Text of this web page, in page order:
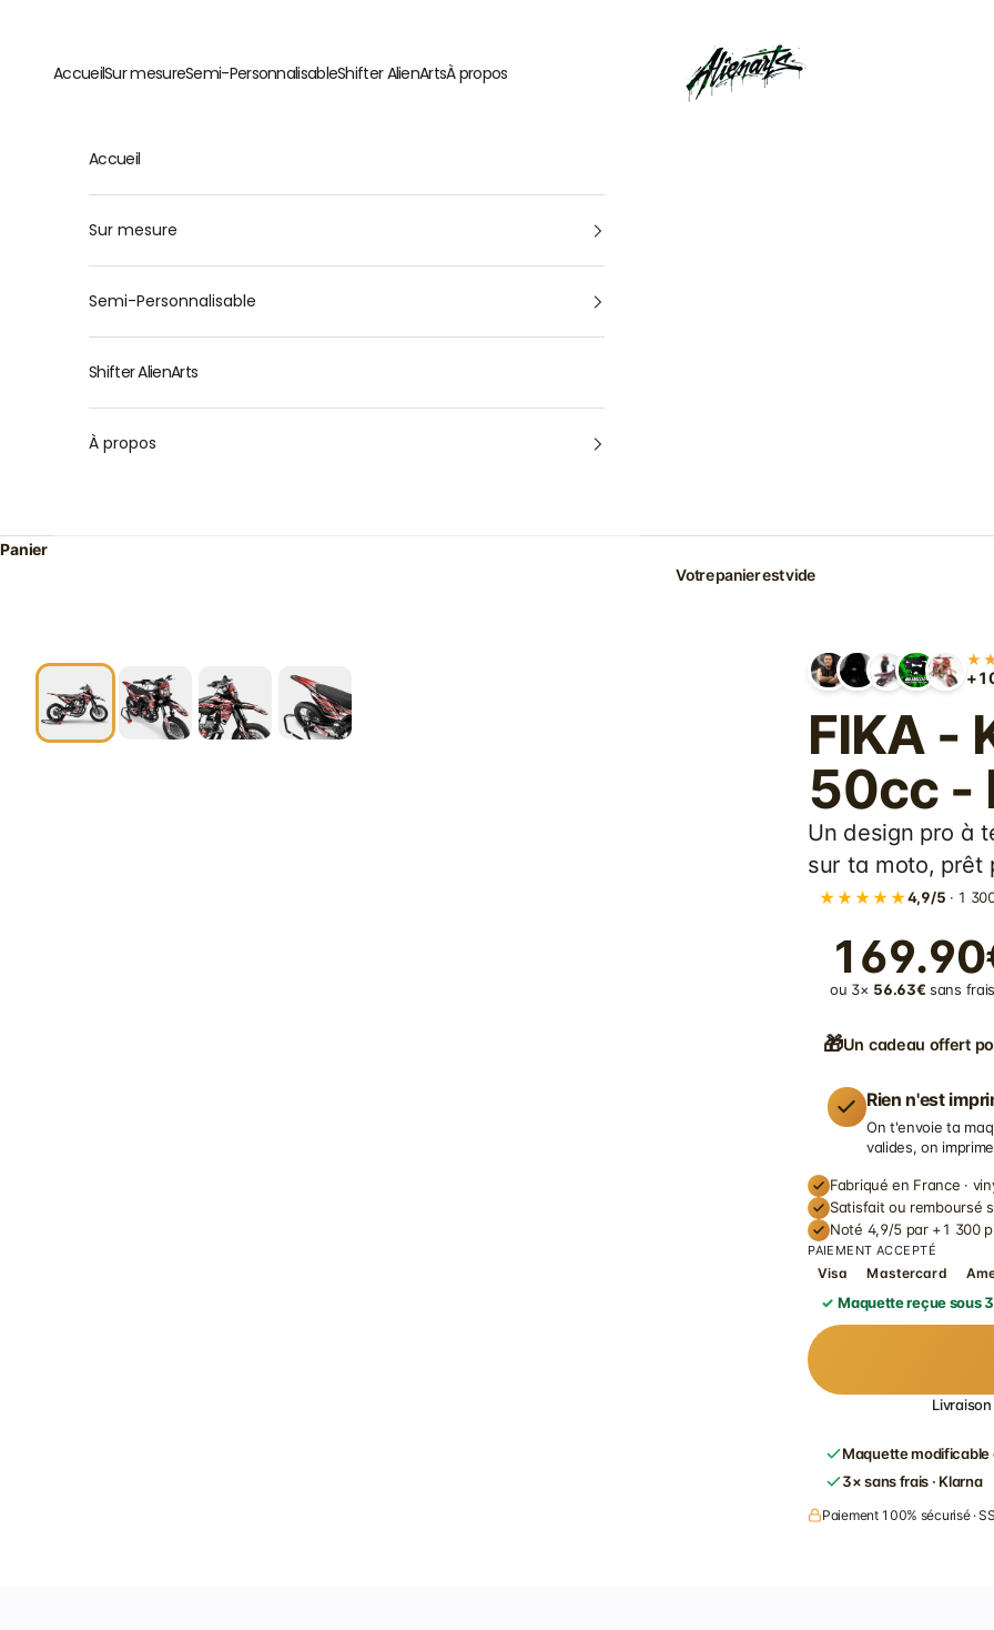
AlienArts
AccueilSur mesureSemi-PersonnalisableShifter AlienArtsÀ propos
Accueil
Sur mesure
Semi-Personnalisable
Shifter AlienArts
À propos
Panier
Votre panier est vide
FIKA -
50cc -
Un design pro à
sur ta moto, prêt
★★★★★4,9/5 · 1
ou 3× 56.63€ sans
🎁Un cadeau offert
Rien n'est
On t'envoie ta
valides, on
Fabriqué en France ·
Satisfait ou remboursé
Noté 4,9/5 par +1 300
PAIEMENT ACCEPTÉ
Visa Mastercard
Maquette reçue sous
Maquette modificable
3× sans frais · Klarna
Paiement 100% sécurisé ·
Marque, modèle et année — pour un kit pile à tes côtes.